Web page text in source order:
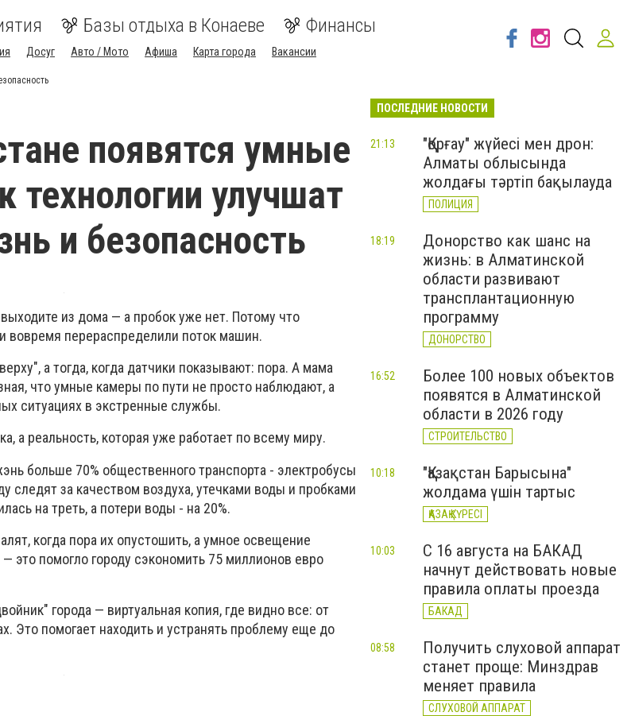
Базы отдыха в Конаеве Финансы
Досуг Авто / Мото Афиша Карта города Вакансии
появятся умные
технологии улучшат
и безопасность
из дома — а пробок уже нет. Потому что
вовремя перераспределили поток машин.
а тогда, когда датчики показывают: пора. А мама
что умные камеры по пути не просто наблюдают, а
ситуациях в экстренные службы.
а реальность, которая уже работает по всему миру.
больше 70% общественного транспорта - электробусы
следят за качеством воздуха, утечками воды и пробками
на треть, а потери воды - на 20%.
когда пора их опустошить, а умное освещение
это помогло городу сэкономить 75 миллионов евро
города — виртуальная копия, где видно все: от
Это помогает находить и устранять проблему еще до
ПОСЛЕДНИЕ НОВОСТИ
"Қорғау" жүйесі мен дрон:
Алматы облысында
жолдағы тәртіп бақылауда
ПОЛИЦИЯ
21:13
Донорство как шанс на
жизнь: в Алматинской
области развивают
трансплантационную
программу
ДОНОРСТВО
18:19
Более 100 новых объектов
появятся в Алматинской
области в 2026 году
СТРОИТЕЛЬСТВО
16:52
"Қазақстан Барысына"
жолдама үшін тартыс
ҚАЗАҚ КҮРЕСІ
10:18
С 16 августа на БАКАД
начнут действовать новые
правила оплаты проезда
БАКАД
10:03
Получить слуховой аппарат
станет проще: Минздрав
меняет правила
СЛУХОВОЙ АППАРАТ
08:58